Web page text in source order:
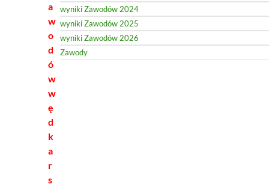
a
w
o
d
ó
w
w
ę
d
k
a
r
s
wyniki Zawodów 2024
wyniki Zawodów 2025
wyniki Zawodów 2026
Zawody